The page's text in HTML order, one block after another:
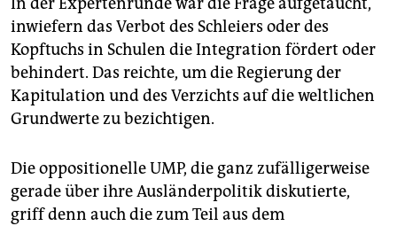
inwiefern das Verbot des Schleiers oder des
Kopftuchs in Schulen die Integration fördert oder
behindert. Das reichte, um die Regierung der
Kapitulation und des Verzichts auf die weltlichen
Grundwerte zu bezichtigen.
Die oppositionelle UMP, die ganz zufälligerweise
gerade über ihre Ausländerpolitik diskutierte,
griff denn auch die zum Teil aus dem